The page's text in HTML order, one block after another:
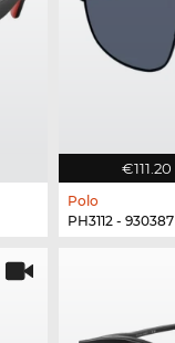
€111.20
Polo
PH3112 - 930387